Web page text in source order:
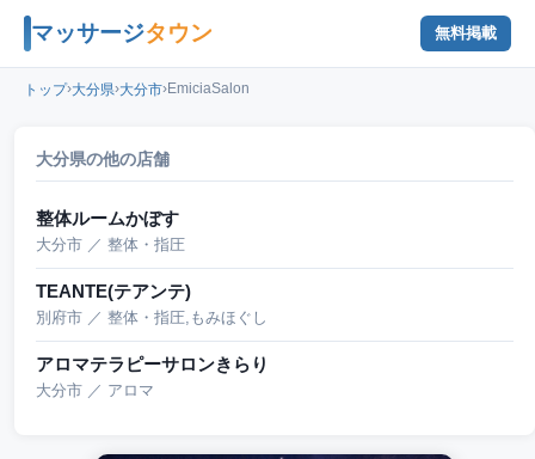
マッサージタウン 無料掲載
トップ›大分県›大分市›EmiciaSalon
大分県の他の店舗
整体ルームかぼす
大分市 ／ 整体・指圧
TEANTE(テアンテ)
別府市 ／ 整体・指圧,もみほぐし
アロマテラピーサロンきらり
大分市 ／ アロマ